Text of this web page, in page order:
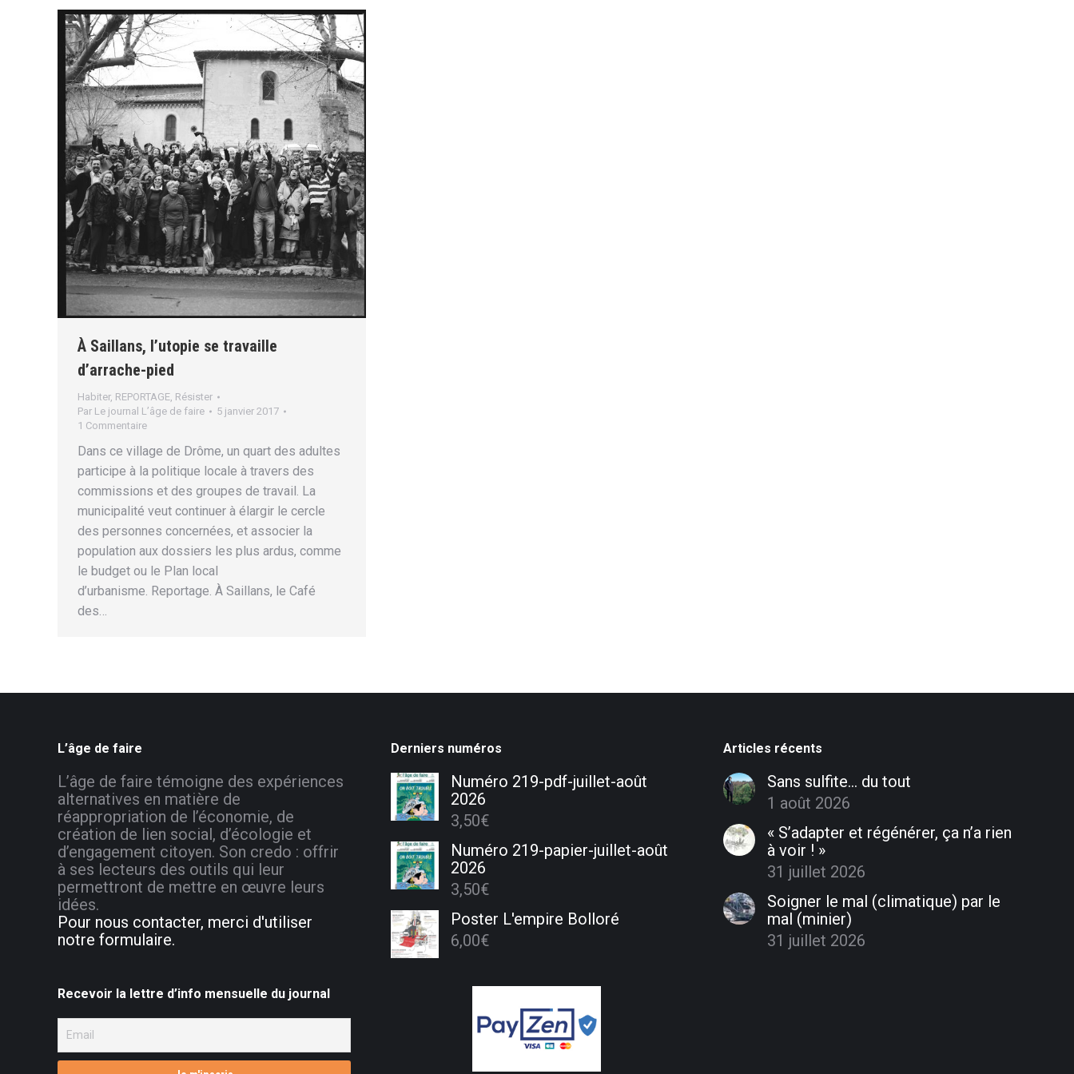
À Saillans, l’utopie se travaille
d’arrache-pied
Habiter, REPORTAGE Résister
Par Le journal L’âge de faire
5 janvier 2017
1 Commentaire
Dans ce village de Drôme, un quart des adultes
participe à la politique locale à travers des
commissions et des groupes de travail. La
municipalité veut continuer à élargir le cercle
des personnes concernées, et associer la
population aux dossiers les plus ardus, comme
le budget ou le Plan local
d’urbanisme. Reportage. À Saillans, le Café
des…
L’âge de faire
L’âge de faire témoigne des expériences
alternatives en matière de
réappropriation de l’économie, de
création de lien social, d’écologie et
d’engagement citoyen. Son credo : offrir
à ses lecteurs des outils qui leur
permettront de mettre en œuvre leurs
idées.
Pour nous contacter, merci d'utiliser
notre formulaire.
Derniers numéros
Numéro 219-pdf-juillet-août
2026
3,50€
Numéro 219-papier-juillet-août
2026
3,50€
Poster L'empire Bolloré
6,00€
Articles récents
Sans sulfite… du tout
1 août 2026
« S’adapter et régénérer, ça n’a rien
à voir ! »
31 juillet 2026
Soigner le mal (climatique) par le
mal (minier)
31 juillet 2026
Recevoir la lettre d’info mensuelle du journal